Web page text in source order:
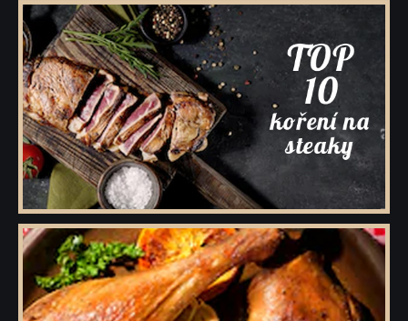
Marinády a pasty
Potravinové přípravky
Bělka
Dárkové dřevěné kazety s kořením
Dárkové krabičky a rukávy s kořením
Prázdné dózy a kořenky na koření
Přihlášení pro VO